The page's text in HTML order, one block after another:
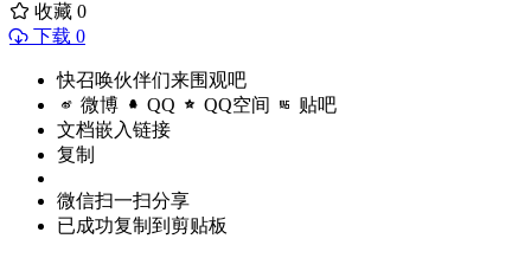
收藏 0
下载 0
快召唤伙伴们来围观吧
微博 QQ QQ空间 贴吧
文档嵌入链接
复制
微信扫一扫分享
已成功复制到剪贴板